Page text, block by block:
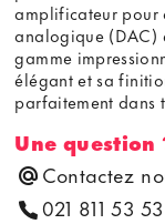
amplificateur pour
analogique (DAC)
gamme
élégant et sa
parfaitement dans
Une question
Contactez
021 811 53 53